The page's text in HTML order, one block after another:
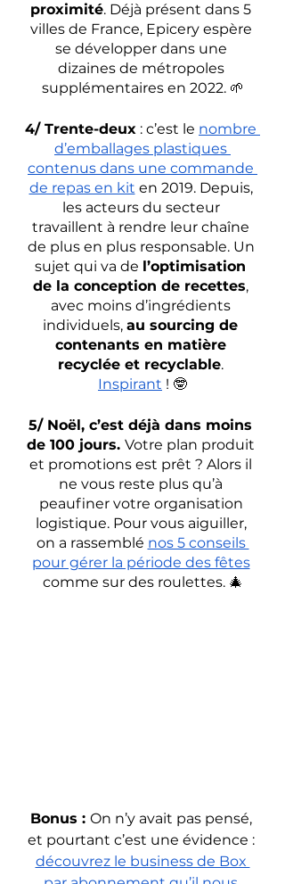
proximité. Déjà présent dans 5
villes de France, Epicery espère
se développer dans une
dizaines de métropoles
supplémentaires en 2022. 🌱
4/ Trente-deux : c’est le nombre
d’emballages plastiques
contenus dans une commande
de repas en kit en 2019. Depuis,
les acteurs du secteur
travaillent à rendre leur chaîne
de plus en plus responsable. Un
sujet qui va de l’optimisation
de la conception de recettes,
avec moins d’ingrédients
individuels, au sourcing de
contenants en matière
recyclée et recyclable.
Inspirant ! 🤓
5/ Noël, c’est déjà dans moins
de 100 jours. Votre plan produit
et promotions est prêt ? Alors il
ne vous reste plus qu’à
peaufiner votre organisation
logistique. Pour vous aiguiller,
on a rassemblé nos 5 conseils
pour gérer la période des fêtes
comme sur des roulettes. 🎄
Bonus : On n’y avait pas pensé,
et pourtant c’est une évidence :
découvrez le business de Box